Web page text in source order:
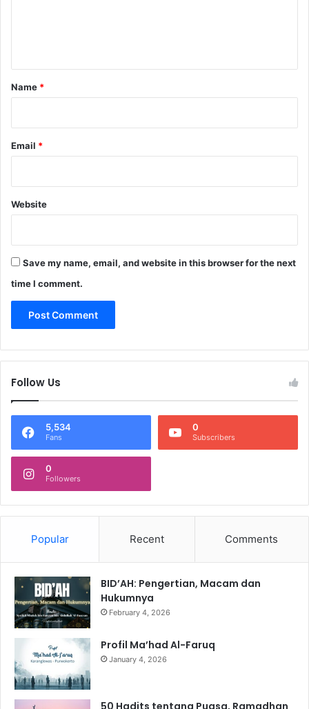
*
Name *
Email *
Website
Save my name, email, and website in this browser for the next
time I comment.
Follow Us
5,534
Fans
0
Subscribers
0
Followers
Popular Recent Comments
BID’AH: Pengertian, Macam dan
Hukumnya
February 4, 2026
Profil Ma’had Al-Faruq
January 4, 2026